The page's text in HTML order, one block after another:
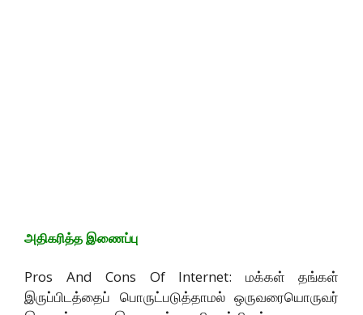
அதிகரித்த இணைப்பு
Pros And Cons Of Internet: மக்கள் தங்கள்
இருப்பிடத்தைப் பொருட்படுத்தாமல் ஒருவரையொருவர்